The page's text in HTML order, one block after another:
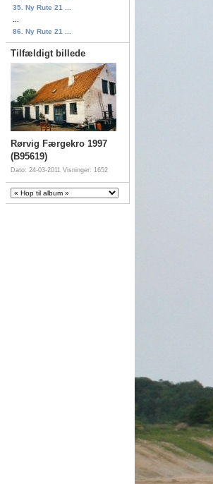
35. Ny Rute 21 ...
86. Ny Rute 21 ...
Tilfældigt billede
Rørvig Færgekro 1997
(B95619)
Dato: 24-03-2011 Visninger: 1652